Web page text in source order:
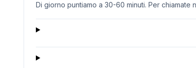
Di giorno puntiamo a 30-60 minuti. Per